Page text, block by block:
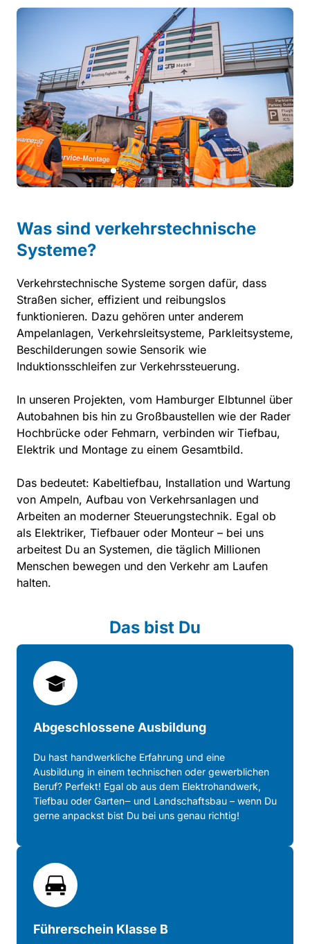
Slide 1 of 6
Was sind
Systeme?
Verkehrstechnische Systeme sorgen dafür,
Straßen sicher, effizient und
funktionieren. Dazu gehören unter
Ampelanlagen, Verkehrsleitsysteme,
Beschilderungen sowie Sensorik
Induktionsschleifen zur Verkehrssteuerung.
In unseren Projekten, vom Hamburger Elbtunnel
Autobahnen bis hin zu Großbaustellen wie der
Hochbrücke oder Fehmarn, verbinden wir
Elektrik und Montage zu einem Gesamtbild.
Das bedeutet: Kabeltiefbau, Installation und
von Ampeln, Aufbau von Verkehrsanlagen
Arbeiten an moderner Steuerungstechnik. Egal
als Elektriker, Tiefbauer oder Monteur – bei
arbeitest Du an Systemen, die täglich
Menschen bewegen und den Verkehr am
halten.
Das bist Du
Abgeschlossene Ausbildung
Du hast handwerkliche Erfahrung und
Ausbildung in einem technischen oder
Beruf? Perfekt! Egal ob aus dem
Tiefbau oder Garten‒ und Landschaftsbau – wenn
gerne anpackst bist Du bei uns genau richtig!
Führerschein Klasse B